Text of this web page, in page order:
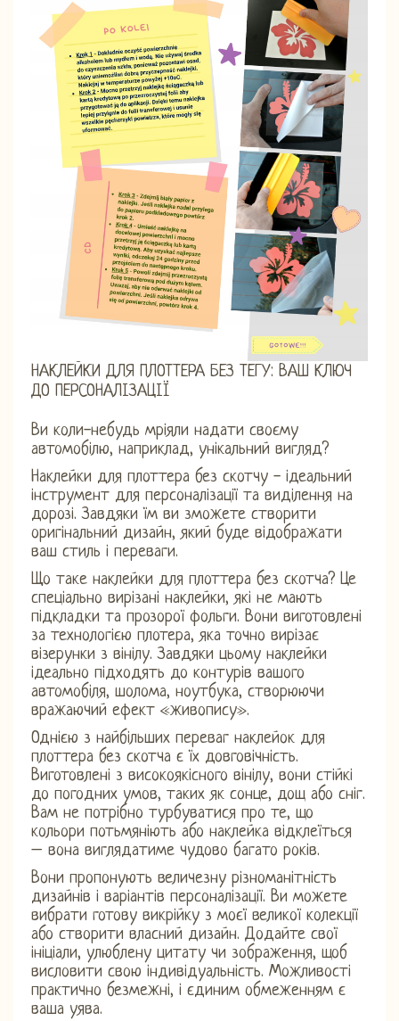
НАКЛЕЙКИ ДЛЯ ПЛОТТЕРА БЕЗ ТЕГУ: ВАШ КЛЮЧ
ДО ПЕРСОНАЛІЗАЦІЇ
Ви коли-небудь мріяли надати своєму
автомобілю, наприклад, унікальний вигляд?
Наклейки для плоттера без скотчу - ідеальний
інструмент для персоналізації та виділення на
дорозі. Завдяки їм ви зможете створити
оригінальний дизайн, який буде відображати
ваш стиль і переваги.
Що таке наклейки для плоттера без скотча? Це
спеціально вирізані наклейки, які не мають
підкладки та прозорої фольги. Вони виготовлені
за технологією плотера, яка точно вирізає
візерунки з вінілу. Завдяки цьому наклейки
ідеально підходять до контурів вашого
автомобіля, шолома, ноутбука, створюючи
вражаючий ефект «живопису».
Однією з найбільших переваг наклейок для
плоттера без скотча є їх довговічність.
Виготовлені з високоякісного вінілу, вони стійкі
до погодних умов, таких як сонце, дощ або сніг.
Вам не потрібно турбуватися про те, що
кольори потьмяніють або наклейка відклеїться
– вона виглядатиме чудово багато років.
Вони пропонують величезну різноманітність
дизайнів і варіантів персоналізації. Ви можете
вибрати готову викрійку з моєї великої колекції
або створити власний дизайн. Додайте свої
ініціали, улюблену цитату чи зображення, щоб
висловити свою індивідуальність. Можливості
практично безмежні, і єдиним обмеженням є
ваша уява.